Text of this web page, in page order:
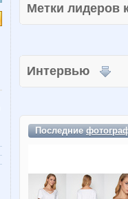
Метки
Интервью
Последние